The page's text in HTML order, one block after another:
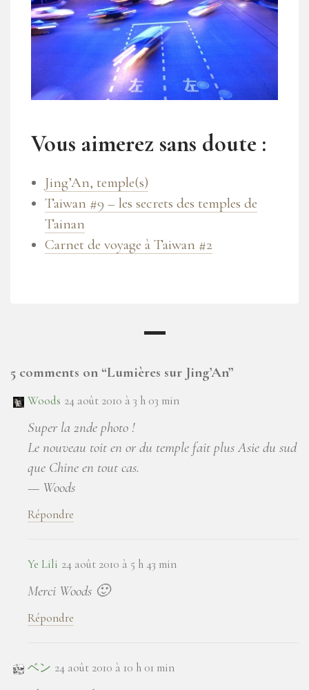
Vous aimerez sans doute :
Jing’An, temple(s)
Taiwan #9 – les secrets des temples de
Tainan
Carnet de voyage à Taiwan #2
5 comments on “Lumières sur Jing’An”
Woods 24 août 2010 à 3 h 03 min
Super la 2nde photo !
Le nouveau toit en or du temple fait plus Asie du sud
que Chine en tout cas.
— Woods
Répondre
Ye Lili 24 août 2010 à 5 h 43 min
Merci Woods 🙂
Répondre
ベン 24 août 2010 à 10 h 01 min